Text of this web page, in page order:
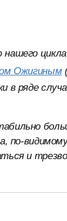
Ожигиным
в ряде
по-
и